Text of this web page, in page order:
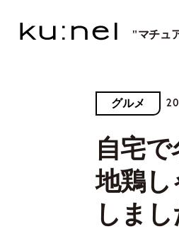
"マチュ
グルメ
自宅
地鶏し
しまし